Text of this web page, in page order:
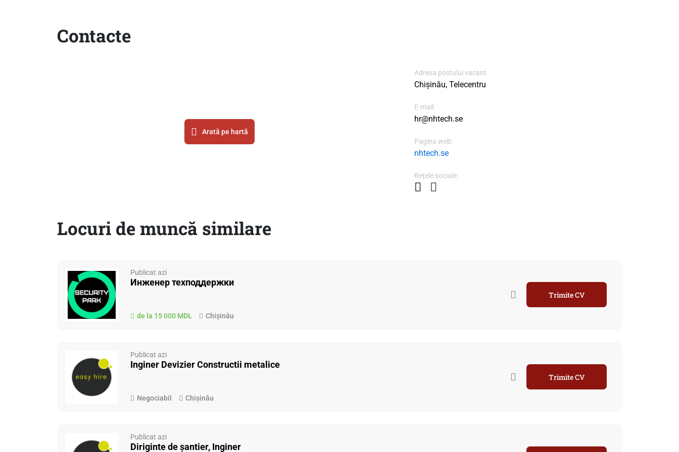
Contacte
Arată pe hartă
Adresa postului vacant
Chișinău, Telecentru
E-mail:
hr@nhtech.se
Pagina web:
nhtech.se
Rețele sociale:
Locuri de muncă similare
Publicat azi
Инженер техподдержки
de la 15 000 MDL Chișinău
Trimite CV
Publicat azi
Inginer Devizier Constructii metalice
Negociabil Chișinău
Trimite CV
Publicat azi
Diriginte de șantier, Inginer